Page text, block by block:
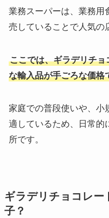
業務スーパーは、業務用
売していることで人気の
ここでは、ギラデリチ
な輸入品が手ごろな価格
家庭での普段使いや、小
適しているため、日常的
所です。
ギラデリチョコレー
子？